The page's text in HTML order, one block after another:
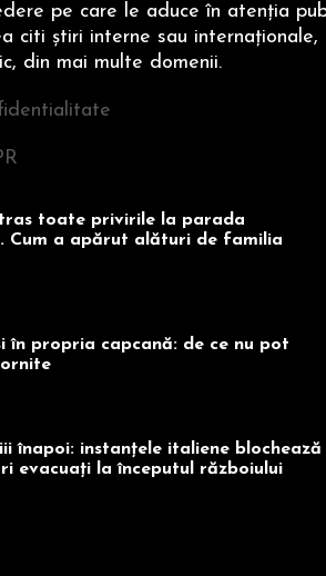
pe care le aduce în atenţia
citi ştiri interne sau internaţionale,
din mai multe domenii.
toate privirile la parada
Cum a apărut alături de familia
în propria capcană: de ce nu pot
înapoi: instanțele italiene blochează
evacuați la începutul războiului